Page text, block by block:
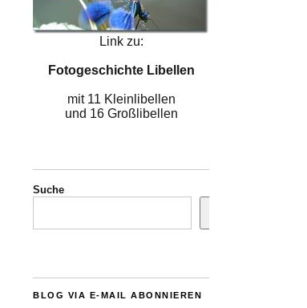
Link zu:
Fotogeschichte Libellen
mit 11 Kleinlibellen
und 16 Großlibellen
Suche
BLOG VIA E-MAIL ABONNIEREN